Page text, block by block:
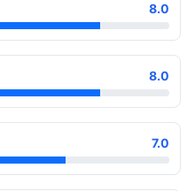
8.0
8.0
7.0